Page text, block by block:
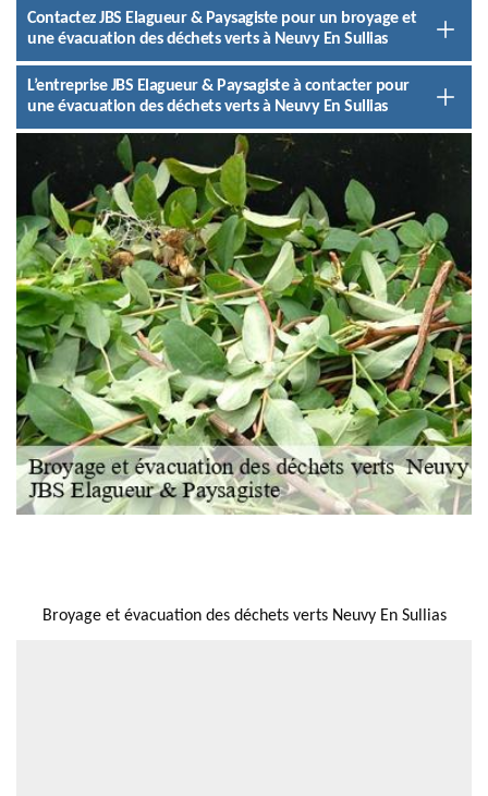
Contactez JBS Elagueur & Paysagiste pour un broyage et
une évacuation des déchets verts à Neuvy En Sullias
L’entreprise JBS Elagueur & Paysagiste à contacter pour
une évacuation des déchets verts à Neuvy En Sullias
Broyage et évacuation des déchets verts Neuvy En Sullias